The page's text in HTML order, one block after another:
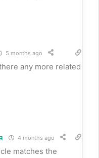
5 months ago
any more related
4 months ago
matches the